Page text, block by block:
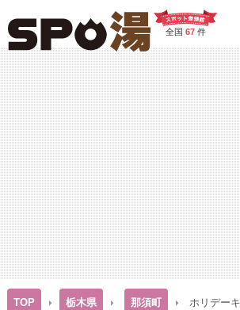
全国 67件
TOP 栃木県 那須町 ホリデー